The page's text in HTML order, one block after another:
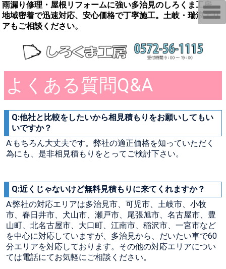
雨漏り修理・屋根リフォームに強い多治見のしろくま工房。
地域密着で迅速対応、安心価格で丁寧施工。土岐・瑞浪エリ
アもご相談ください。
よくある質問Q&A
Q:他社と比較をしたいから相見積もりをお願いしてもい
いですか？
A:もちろん大丈夫です。弊社の適正価格を知っていただく
為にも、是非相見積もりをとってご検討下さい。
Q:近くじゃないけど無料見積もりに来てくれますか？
A:弊社の対応エリアは多治見市、可児市、土岐市、小牧
市、春日井市、犬山市、瀬戸市、尾張旭市、名古屋市、豊
山町、北名古屋市、大口町、江南市、稲沢市、一宮市など
を中心に対応していますが、多治見から、だいたい車で60
分エリアを対応しております。その他の対応エリアについ
ては電話にてお気軽にご相談ください。
T
o
g
v
t
o